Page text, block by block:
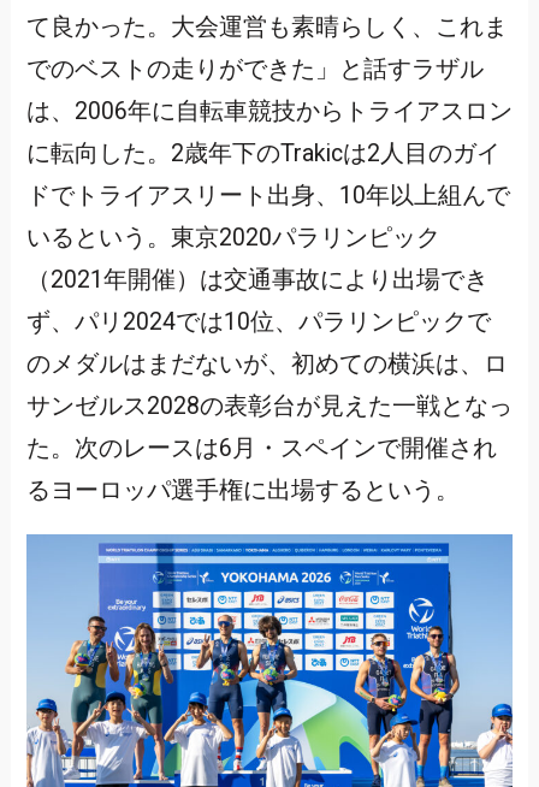
て良かった。大会運営も素晴らしく、これま
でのベストの走りができた」と話すラザル
は、2006年に自転車競技からトライアスロン
に転向した。2歳年下のTrakicは2人目のガイ
ドでトライアスリート出身、10年以上組んで
いるという。東京2020パラリンピック
（2021年開催）は交通事故により出場でき
ず、パリ2024では10位、パラリンピックで
のメダルはまだないが、初めての横浜は、ロ
サンゼルス2028の表彰台が見えた一戦となっ
た。次のレースは6月・スペインで開催され
るヨーロッパ選手権に出場するという。